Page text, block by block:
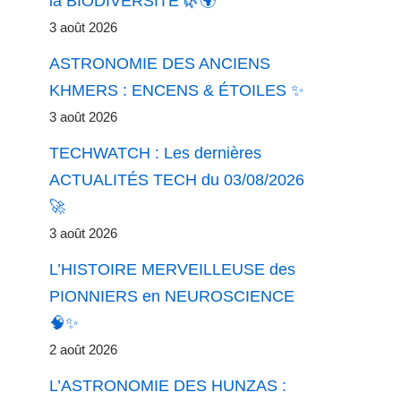
3 août 2026
ASTRONOMIE DES ANCIENS
KHMERS : ENCENS & ÉTOILES ✨
3 août 2026
TECHWATCH : Les dernières
ACTUALITÉS TECH du 03/08/2026
🚀
3 août 2026
L’HISTOIRE MERVEILLEUSE des
PIONNIERS en NEUROSCIENCE
🧠✨
2 août 2026
L’ASTRONOMIE DES HUNZAS :